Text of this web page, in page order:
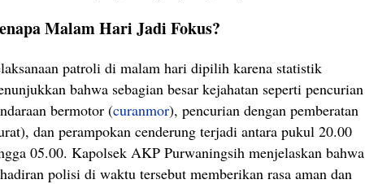
Malam Hari Jadi Fokus?
patroli di malam hari dipilih karena statistik
bahwa sebagian besar kejahatan seperti pencurian
bermotor (curanmor), pencurian dengan pemberatan
dan perampokan cenderung terjadi antara pukul 20.00
05.00. Kapolsek AKP Purwaningsih menjelaskan bahwa
polisi di waktu tersebut memberikan rasa aman dan